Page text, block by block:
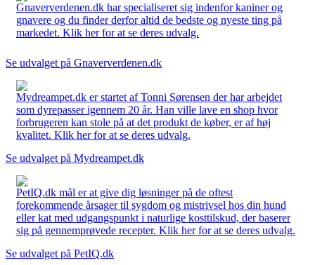
Gnaververdenen.dk har specialiseret sig indenfor kaniner og
gnavere og du finder derfor altid de bedste og nyeste ting på
markedet. Klik her for at se deres udvalg.
Se udvalget på Gnaververdenen.dk
Mydreampet.dk er startet af Tonni Sørensen der har arbejdet
som dyrepasser igennem 20 år. Han ville lave en shop hvor
forbrugeren kan stole på at det produkt de køber, er af høj
kvalitet. Klik her for at se deres udvalg.
Se udvalget på Mydreampet.dk
PetIQ.dk mål er at give dig løsninger på de oftest
forekommende årsager til sygdom og mistrivsel hos din hund
eller kat med udgangspunkt i naturlige kosttilskud, der baserer
sig på gennemprøvede recepter. Klik her for at se deres udvalg.
Se udvalget på PetIQ.dk